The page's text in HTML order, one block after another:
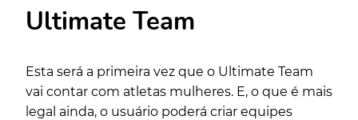
Ultimate Team
Esta será a primeira vez que o Ultimate Team
vai contar com atletas mulheres. E, o que é mais
legal ainda, o usuário poderá criar equipes